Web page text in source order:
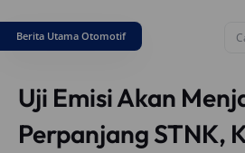
Berita Utama Otomotif
Uji Emisi Akan
Perpanjang STNK,